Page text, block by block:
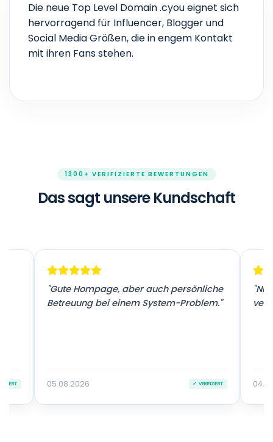
Die neue Top Level Domain .cyou eignet sich
hervorragend für Influencer, Blogger und
Social Media Größen, die in engem Kontakt
mit ihren Fans stehen.
1300+ VERIFIZIERTE BEWERTUNGEN
Das sagt unsere Kundschaft
"Gute Hompage, aber auch persönliche
Betreuung bei einem System-Problem."
05.08.2026 ✓ VERIFIZIERT